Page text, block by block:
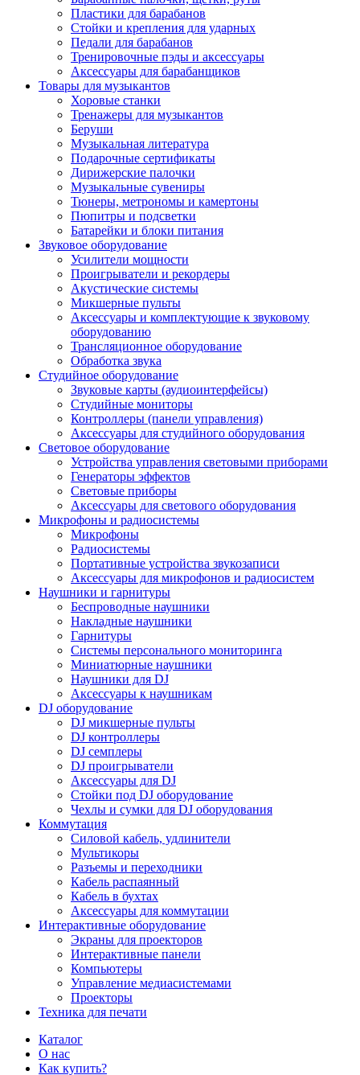
Пластики для барабанов
Стойки и крепления для ударных
Педали для барабанов
Тренировочные пэды и аксессуары
Аксессуары для барабанщиков
Товары для музыкантов
Хоровые станки
Тренажеры для музыкантов
Беруши
Музыкальная литература
Подарочные сертификаты
Дирижерские палочки
Музыкальные сувениры
Тюнеры, метрономы и камертоны
Пюпитры и подсветки
Батарейки и блоки питания
Звуковое оборудование
Усилители мощности
Проигрыватели и рекордеры
Акустические системы
Микшерные пульты
Аксессуары и комплектующие к звуковому
оборудованию
Трансляционное оборудование
Обработка звука
Студийное оборудование
Звуковые карты (аудиоинтерфейсы)
Студийные мониторы
Контроллеры (панели управления)
Аксессуары для студийного оборудования
Световое оборудование
Устройства управления световыми приборами
Генераторы эффектов
Световые приборы
Аксессуары для светового оборудования
Микрофоны и радиосистемы
Микрофоны
Радиосистемы
Портативные устройства звукозаписи
Аксессуары для микрофонов и радиосистем
Наушники и гарнитуры
Беспроводные наушники
Накладные наушники
Гарнитуры
Системы персонального мониторинга
Миниатюрные наушники
Наушники для DJ
Аксессуары к наушникам
DJ оборудование
DJ микшерные пульты
DJ контроллеры
DJ семплеры
DJ проигрыватели
Аксессуары для DJ
Стойки под DJ оборудование
Чехлы и сумки для DJ оборудования
Коммутация
Силовой кабель, удлинители
Мультикоры
Разъемы и переходники
Кабель распаянный
Кабель в бухтах
Аксессуары для коммутации
Интерактивные оборудование
Экраны для проекторов
Интерактивные панели
Компьютеры
Управление медиасистемами
Проекторы
Техника для печати
Каталог
О нас
Как купить?